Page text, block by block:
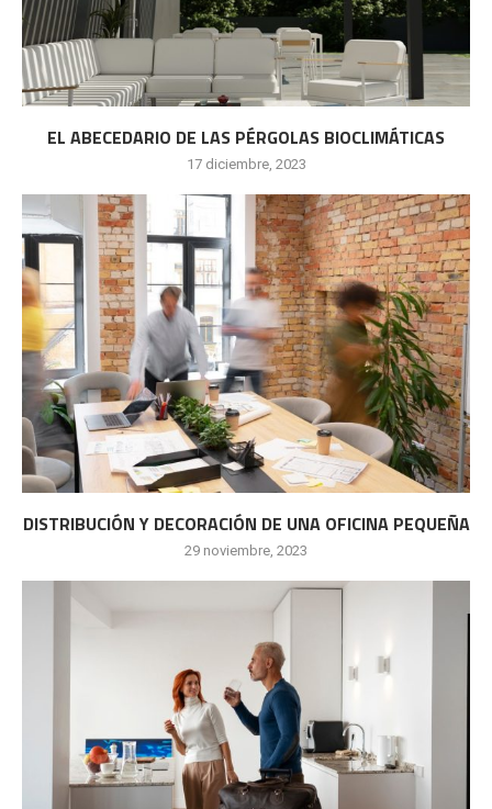
EL ABECEDARIO DE LAS PÉRGOLAS BIOCLIMÁTICAS
17 diciembre, 2023
DISTRIBUCIÓN Y DECORACIÓN DE UNA OFICINA PEQUEÑA
29 noviembre, 2023